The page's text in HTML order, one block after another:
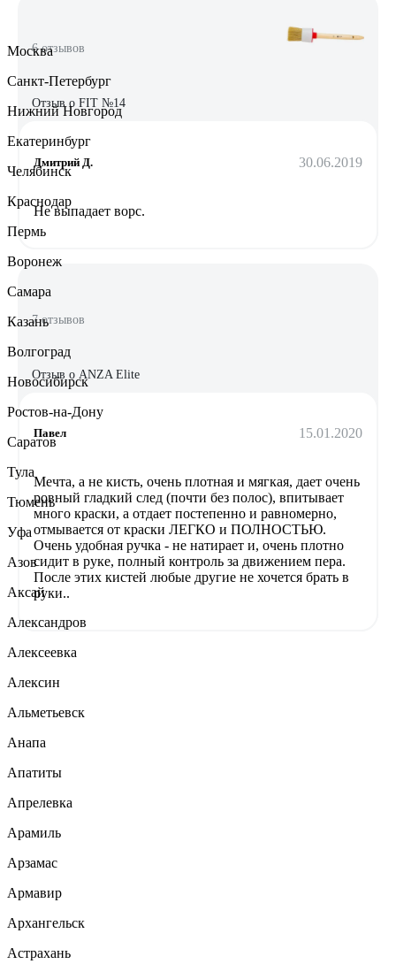
6 отзывов
Отзыв о FIT №14
Дмитрий Д. 30.06.2019
Не выпадает ворс.
7 отзывов
Отзыв о ANZA Elite
Павел 15.01.2020
Мечта, а не кисть, очень плотная и мягкая, дает очень
ровный гладкий след (почти без полос), впитывает
много краски, а отдает постепенно и равномерно,
отмывается от краски ЛЕГКО и ПОЛНОСТЬЮ.
Очень удобная ручка - не натирает и, очень плотно
сидит в руке, полный контроль за движением пера.
После этих кистей любые другие не хочется брать в
руки..
Москва
Санкт-Петербург
Нижний Новгород
Екатеринбург
Челябинск
Краснодар
Пермь
Воронеж
Самара
Казань
Волгоград
Новосибирск
Ростов-на-Дону
Саратов
Тула
Тюмень
Уфа
Азов
Аксай
Александров
Алексеевка
Алексин
Альметьевск
Анапа
Апатиты
Апрелевка
Арамиль
Арзамас
Армавир
Архангельск
Астрахань